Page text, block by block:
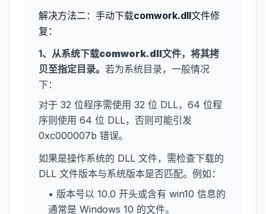
解决方法二：手动下载comwork.dll文件修
复：
1、从系统下载comwork.dll文件，将其拷
贝至指定目录。 若为系统目录，一般情况
下：
对于 32 位程序需使用 32 位 DLL，64 位程
序则使用 64 位 DLL，否则可能引发
0xc000007b 错误。
如果是操作系统的 DLL 文件，需检查下载的
DLL 文件版本与系统版本是否匹配。例如：
• 版本号以 10.0 开头或含有 win10 信息的
通常是 Windows 10 的文件。